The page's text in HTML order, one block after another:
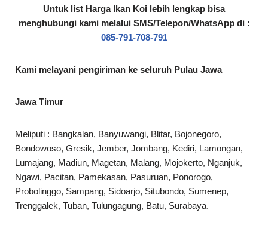
Untuk list Harga Ikan Koi lebih lengkap bisa
menghubungi kami melalui SMS/Telepon/WhatsApp di :
085-791-708-791
Kami melayani pengiriman ke seluruh Pulau Jawa
Jawa Timur
Meliputi : Bangkalan, Banyuwangi, Blitar, Bojonegoro,
Bondowoso, Gresik, Jember, Jombang, Kediri, Lamongan,
Lumajang, Madiun, Magetan, Malang, Mojokerto, Nganjuk,
Ngawi, Pacitan, Pamekasan, Pasuruan, Ponorogo,
Probolinggo, Sampang, Sidoarjo, Situbondo, Sumenep,
Trenggalek, Tuban, Tulungagung, Batu, Surabaya.